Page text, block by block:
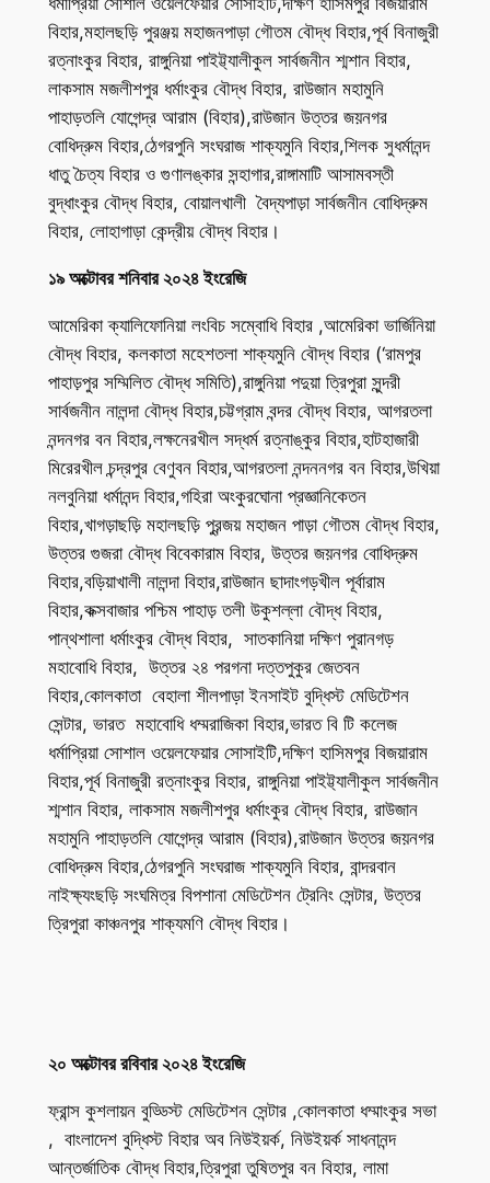
বিহার,মহালছড়ি পুরঞ্জয় মহাজনপাড়া গৌতম বৌদ্ধ বিহার,পূর্ব বিনাজুরী
রত্নাংকুর বিহার, রাঙ্গুনিয়া পাইট্ট্যালীকুল সার্বজনীন শ্মশান বিহার,
লাকসাম মজলীশপুর ধর্মাংকুর বৌদ্ধ বিহার, রাউজান মহামুনি
পাহাড়তলি যোগেন্দ্র আরাম (বিহার),রাউজান উত্তর জয়নগর
বোধিদ্রুম বিহার,ঠেগরপুনি সংঘরাজ শাক্যমুনি বিহার,শিলক সুধর্মানন্দ
ধাতু চৈত্য বিহার ও গুণালঙ্কার সন্হাগার,রাঙ্গামাটি আসামবস্তী
বুদ্ধাংকুর বৌদ্ধ বিহার, বোয়ালখালী বৈদ্যপাড়া সার্বজনীন বোধিদ্রুম
বিহার, লোহাগাড়া কেন্দ্রীয় বৌদ্ধ বিহার।
১৯ অক্টোবর শনিবার ২০২৪ ইংরেজি
আমেরিকা ক্যালিফোনিয়া লংবিচ সম্বোধি বিহার ,আমেরিকা ভার্জিনিয়া
বৌদ্ধ বিহার, কলকাতা মহেশতলা শাক্যমুনি বৌদ্ধ বিহার (‘রামপুর
পাহাড়পুর সম্মিলিত বৌদ্ধ সমিতি),রাঙ্গুনিয়া পদুয়া ত্রিপুরা সুন্দরী
সার্বজনীন নালন্দা বৌদ্ধ বিহার,চট্টগ্রাম বন্দর বৌদ্ধ বিহার, আগরতলা
নন্দনগর বন বিহার,লক্ষনেরখীল সদ্ধর্ম রত্নাঙ্কুর বিহার,হাটহাজারী
মিরেরখীল চন্দ্রপুর বেণুবন বিহার,আগরতলা নন্দননগর বন বিহার,উখিয়া
নলবুনিয়া ধর্মানন্দ বিহার,গহিরা অংকুরঘোনা প্রজ্ঞানিকেতন
বিহার,খাগড়াছড়ি মহালছড়ি পুরন্জয় মহাজন পাড়া গৌতম বৌদ্ধ বিহার,
উত্তর গুজরা বৌদ্ধ বিবেকারাম বিহার, উত্তর জয়নগর বোধিদ্রুম
বিহার,বড়িয়াখালী নালন্দা বিহার,রাউজান ছাদাংগড়খীল পূর্বারাম
বিহার,কক্সবাজার পশ্চিম পাহাড় তলী উকুশল্লা বৌদ্ধ বিহার,
পান্থশালা ধর্মাংকুর বৌদ্ধ বিহার, সাতকানিয়া দক্ষিণ পুরানগড়
মহাবোধি বিহার, উত্তর ২৪ পরগনা দত্তপুকুর জেতবন
বিহার,কোলকাতা বেহালা শীলপাড়া ইনসাইট বুদ্ধিস্ট মেডিটেশন
সেন্টার, ভারত মহাবোধি ধম্মরাজিকা বিহার,ভারত বি টি কলেজ
ধর্মাপ্রিয়া সোশাল ওয়েলফেয়ার সোসাইটি,দক্ষিণ হাসিমপুর বিজয়ারাম
বিহার,পূর্ব বিনাজুরী রত্নাংকুর বিহার, রাঙ্গুনিয়া পাইট্ট্যালীকুল সার্বজনীন
শ্মশান বিহার, লাকসাম মজলীশপুর ধর্মাংকুর বৌদ্ধ বিহার, রাউজান
মহামুনি পাহাড়তলি যোগেন্দ্র আরাম (বিহার),রাউজান উত্তর জয়নগর
বোধিদ্রুম বিহার,ঠেগরপুনি সংঘরাজ শাক্যমুনি বিহার, বান্দরবান
নাইক্ষ্যংছড়ি সংঘমিত্র বিপশানা মেডিটেশন ট্রেনিং সেন্টার, উত্তর
ত্রিপুরা কাঞ্চনপুর শাক্যমণি বৌদ্ধ বিহার।
২০ অক্টোবর রবিবার ২০২৪ ইংরেজি
ফ্রান্স কুশলায়ন বুড্ডিস্ট মেডিটেশন সেন্টার ,কোলকাতা ধম্মাংকুর সভা
, বাংলাদেশ বুদ্ধিস্ট বিহার অব নিউইয়র্ক, নিউইয়র্ক সাধনানন্দ
আন্তর্জাতিক বৌদ্ধ বিহার,ত্রিপুরা তুষিতপুর বন বিহার, লামা